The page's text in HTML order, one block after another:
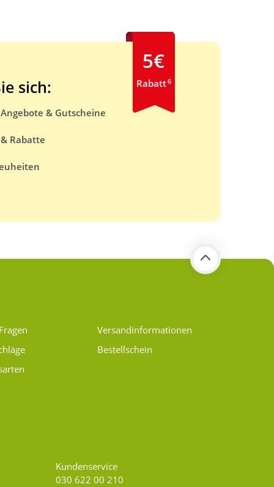
sich:
& Gutscheine
Rabatte
5€
Rabatt6
Versand­informationen
Bestellschein
Kundenservice
030 622 00 210